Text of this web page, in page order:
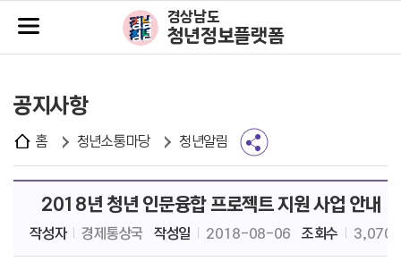
주메뉴바로가기
본문바로가기
경상남도
청년정보플랫폼
공지사항
홈 청년소통마당 청년알림
2018년 청년 인문융합 프로젝트 지원 사업 안내
작성자 경제통상국 작성일 2018-08-06 조회수 3,070